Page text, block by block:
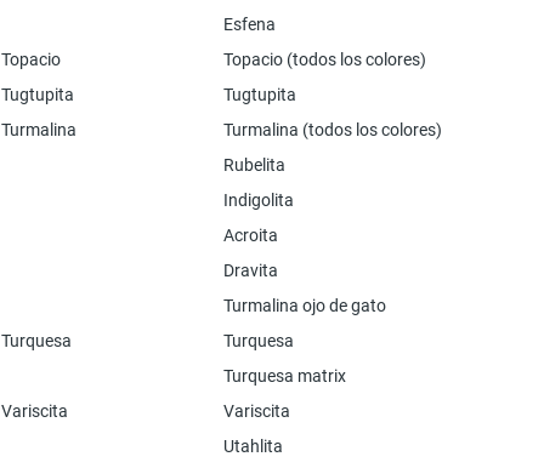
Esfena
Topacio
Topacio (todos los colores)
Tugtupita
Tugtupita
Turmalina
Turmalina (todos los colores)
Rubelita
Indigolita
Acroita
Dravita
Turmalina ojo de gato
Turquesa
Turquesa
Turquesa matrix
Variscita
Variscita
Utahlita